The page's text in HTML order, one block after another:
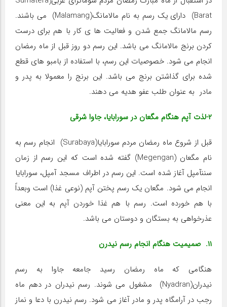
Barat) دارای یک رسم به نام مالامانگ(Malamang) می باشند.
رسم مالامانگ جمع شدن و فعالیت ها ی کار با هم برای درست
کردن برنج مالامانگ می باشد. این رسم دو روز قبل از ماه رمضان
انجام می شود. خصوصیات این رسم، با استفاده از بامبو های قطع
شده برای گذاشتن برنج می باشد. این برنج را معمولا به پدر و
مادر به عنوان طلب عفو هدیه می دهند.
۲-لذت آپم هنگام مگعان در سورابایا، جاوا شرقی
قبل از شروع ماه رمضان مردم سورابایا(Surabaya) انجام رسم به
نام مگعان (Megengan) گفته شده است که این رسم از زمان
سننآمپل آغاز شده است. این رسم در اطراف مسجد آمپل، سورابایا
انجام می شود. مگعان یک رسم پختن آپم (نوعی غذا) است وبعداً
با هم خورده است. رسم با هم غذا خوردن آپم به این معنی
عذرخواهی به بستگان و دوستان می باشد.
۱۱. صمیمیت هنگام انجام رسم نیدرن
هنگامی که ماه رمضان رسید جامعه جاوا به رسم
نیدران(Nyadran) مشغول می شوند. رسم نیدران در دهم ماه
رجب در آرامگاه پدر و مادر آغاز می شود. رسم نیدرن با دعا و نماز